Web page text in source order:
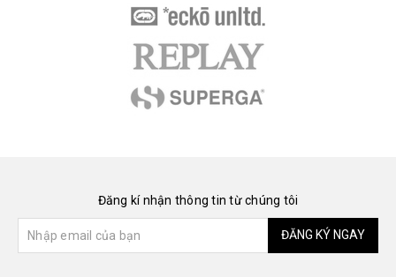
Đăng kí nhận thông tin từ chúng tôi
ĐĂNG KÝ NGAY